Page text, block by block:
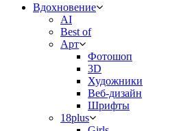
Вдохновение
AI
Best of
Арт
Фотошоп
3D
Художники
Веб-дизайн
Шрифты
18plus